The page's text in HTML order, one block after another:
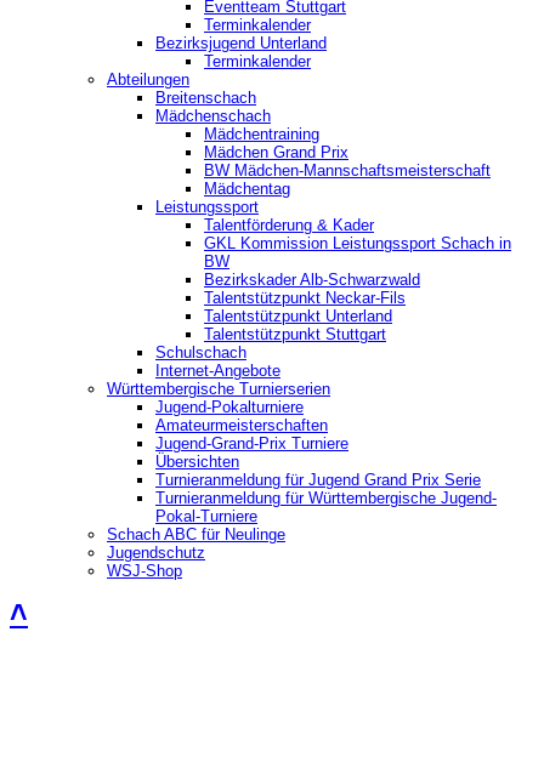
‎Eventteam Stuttgart
Terminkalender
Bezirksjugend Unterland
Terminkalender
Abteilungen
Breitenschach
Mädchenschach
Mädchentraining
Mädchen Grand Prix
BW Mädchen-Mannschaftsmeisterschaft
Mädchentag
Leistungssport
Talentförderung & Kader
GKL Kommission Leistungssport Schach in
BW
Bezirkskader Alb-Schwarzwald
Talentstützpunkt Neckar-Fils
Talentstützpunkt Unterland
Talentstützpunkt Stuttgart
Schulschach
Internet-Angebote
Württembergische Turnierserien
Jugend-Pokalturniere
Amateurmeisterschaften
Jugend-Grand-Prix Turniere
Übersichten
Turnieranmeldung für Jugend Grand Prix Serie
Turnieranmeldung für Württembergische Jugend-
Pokal-Turniere
Schach ABC für Neulinge
Jugendschutz
WSJ-Shop
˄